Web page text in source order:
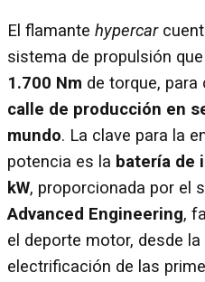
El flamante hypercar
sistema de propulsión
1.700 Nm de torque, para
calle de producción en
mundo. La clave para la
potencia es la batería de
kW, proporcionada por el
Advanced Engineering,
el deporte motor, desde
electrificación de las